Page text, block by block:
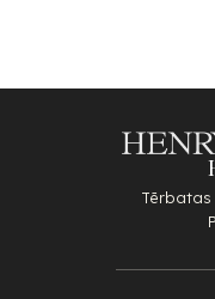
Tērbatas